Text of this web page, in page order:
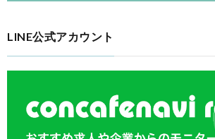
LINE公式アカウント